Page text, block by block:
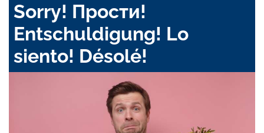
Sorry! Прости!
Entschuldigung! Lo
siento! Désolé!